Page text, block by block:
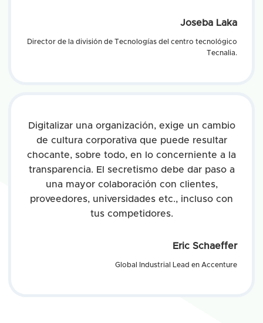
Joseba Laka
Director de la división de Tecnologías del centro tecnológico
Tecnalia.
Digitalizar una organización, exige un cambio
de cultura corporativa que puede resultar
chocante, sobre todo, en lo concerniente a la
transparencia. El secretismo debe dar paso a
una mayor colaboración con clientes,
proveedores, universidades etc., incluso con
tus competidores.
Eric Schaeffer
Global Industrial Lead en Accenture